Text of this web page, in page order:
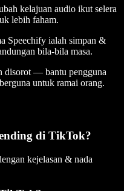
kelajuan audio ikut selera
lebih faham.
Speechify ialah simpan &
bila-bila masa.
disorot — bantu pengguna
untuk ramai orang.
di TikTok?
kejelasan & nada